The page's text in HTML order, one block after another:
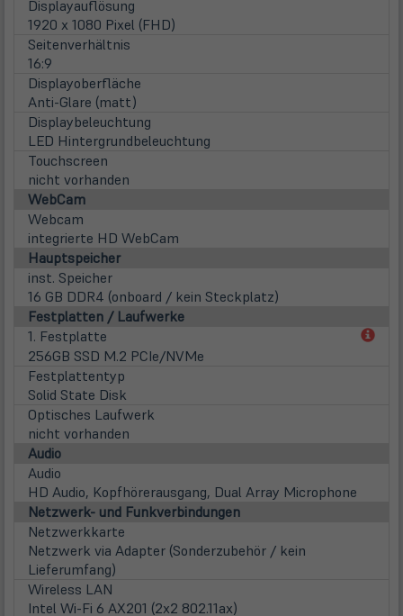
Displayauflösung
1920 x 1080 Pixel (FHD)
Seitenverhältnis
16:9
Displayoberfläche
Anti-Glare (matt)
Displaybeleuchtung
LED Hintergrundbeleuchtung
Touchscreen
nicht vorhanden
WebCam
Webcam
integrierte HD WebCam
Hauptspeicher
inst. Speicher
16 GB DDR4 (onboard / kein Steckplatz)
Festplatten / Laufwerke
1. Festplatte
256GB SSD M.2 PCIe/NVMe
Festplattentyp
Solid State Disk
Optisches Laufwerk
nicht vorhanden
Audio
Audio
HD Audio, Kopfhörerausgang, Dual Array Microphone
Netzwerk- und Funkverbindungen
Netzwerkkarte
Netzwerk via Adapter (Sonderzubehör / kein
Lieferumfang)
Wireless LAN
Intel Wi-Fi 6 AX201 (2x2 802.11ax)